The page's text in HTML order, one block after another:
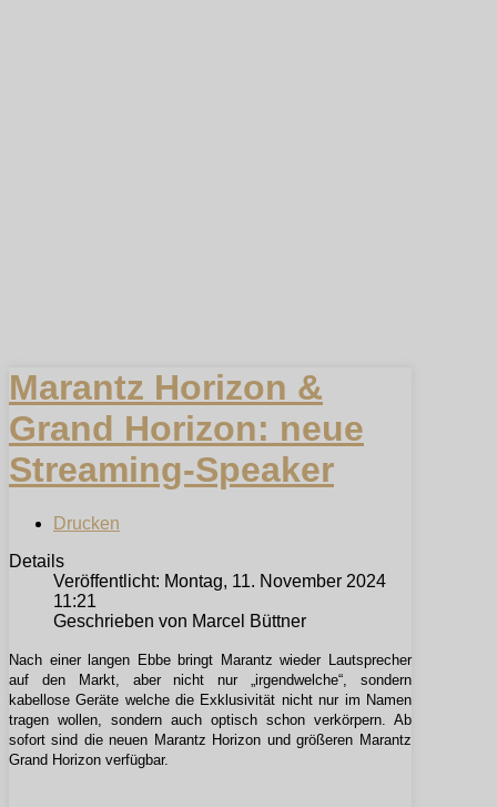
Marantz Horizon &
Grand Horizon: neue
Streaming-Speaker
Drucken
Details
Veröffentlicht: Montag, 11. November 2024
11:21
Geschrieben von Marcel Büttner
Nach einer langen Ebbe bringt Marantz wieder Lautsprecher
auf den Markt, aber nicht nur „irgendwelche“, sondern
kabellose Geräte welche die Exklusivität nicht nur im Namen
tragen wollen, sondern auch optisch schon verkörpern. Ab
sofort sind die neuen Marantz Horizon und größeren Marantz
Grand Horizon verfügbar.